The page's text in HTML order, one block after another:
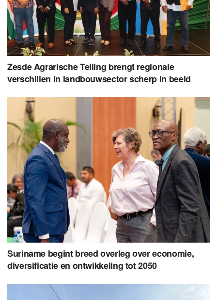
Zesde Agrarische Telling brengt regionale
verschillen in landbouwsector scherp in beeld
Suriname begint breed overleg over economie,
diversificatie en ontwikkeling tot 2050